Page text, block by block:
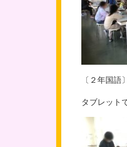
〔２年国語〕
タブレット